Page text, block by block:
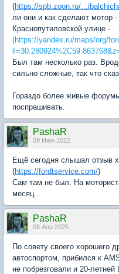
(https://spb.zoon.ru/
ли они и как сделают мотор
Краснопутиловской улице -
(https://yandex.ru/maps/org/
Был там несколько раз.
сильно сложные, так что
Гораздо более живые
поспрашивать.
PashaR
09 Июн 2022
Ещё сегодня слышал отзыв
(https://fordtservice.com/)
Сам там не был. На
месяц...
PashaR
05 Апр 2025
По совету своего хорошего
автоспортом, прибился к
не побрезговали и 20-